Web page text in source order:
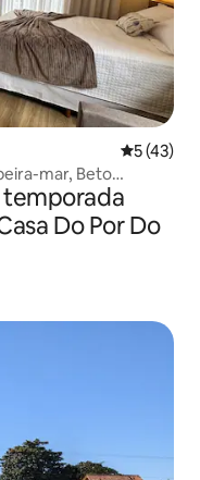
5 de uma
5 (43)
mar, Beto
temporada
Do Por Do